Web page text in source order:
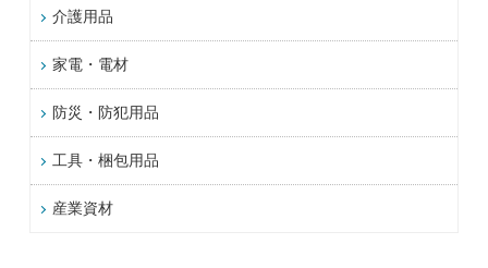
介護用品
家電・電材
防災・防犯用品
工具・梱包用品
産業資材